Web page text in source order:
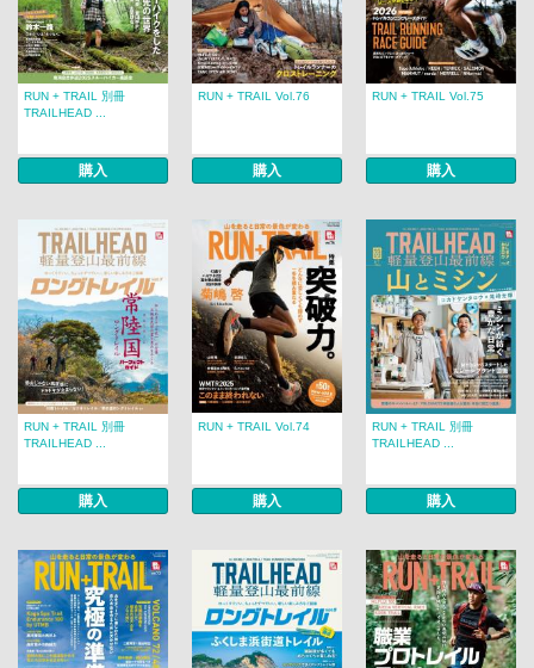
RUN + TRAIL 別冊
TRAILHEAD ...
購入
RUN + TRAIL Vol.76
購入
RUN + TRAIL Vol.75
購入
RUN + TRAIL 別冊
TRAILHEAD ...
購入
RUN + TRAIL Vol.74
購入
RUN + TRAIL 別冊
TRAILHEAD ...
購入